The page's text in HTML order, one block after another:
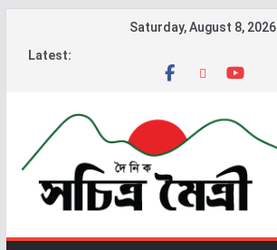
Saturday, August 8, 2026
Latest: